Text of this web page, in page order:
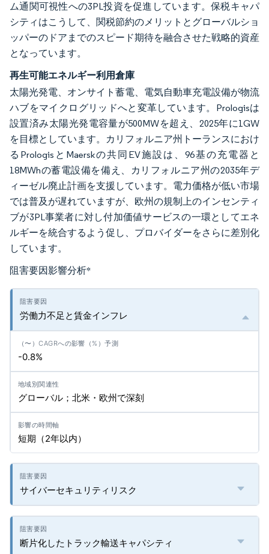
ム通関可視性への3PL投資を促進しています。保税キャパ
シティはこうして、関税節約のメリットとグローバルショ
ッパーのドアまでのスピード期待を融合させた戦略的資産
となっています。
再生可能エネルギー利用倉庫
太陽光発電、オンサイト蓄電、電気自動車充電設備が物流
ハブをマイクログリッドへと変革しています。Prologisは
設置済み太陽光発電容量が500MWを超え、2025年に1GW
を目標としています。カリフォルニア州トーランスにおけ
るPrologisとMaerskの共同EV施設は、96基の充電器と
18MWhの蓄電設備を備え、カリフォルニア州の2035年デ
ィーゼル廃止計画を支援しています。電力価格が低い市場
では普及が遅れていますが、欧州の規制上のインセンティ
ブが3PL事業者に対し付加価値サービスの一環としてエネ
ルギーを統合するよう促し、プロバイダーをさらに差別化
しています。
阻害要因影響分析*
労働力不足と賃金インフレ
-0.8%
グローバル；北米・欧州で深刻
短期（2年以内）
サイバーセキュリティリスク
断片化したトラック輸送キャパシティ